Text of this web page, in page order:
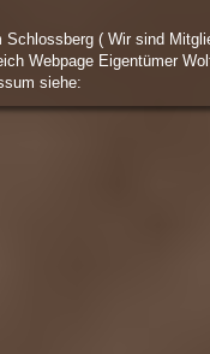
( Wir sind
Webpage Eigentümer
siehe: